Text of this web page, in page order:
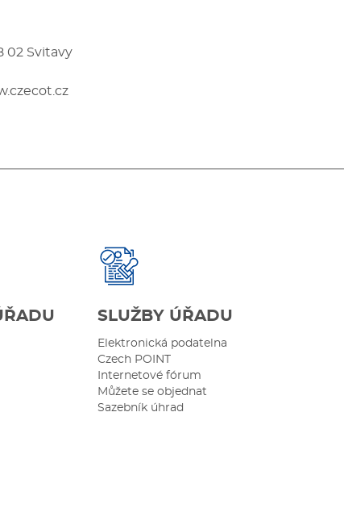
02 Svitavy
SLUŽBY ÚŘADU
Elektronická podatelna
Czech POINT
Internetové fórum
Můžete se objednat
Sazebník úhrad